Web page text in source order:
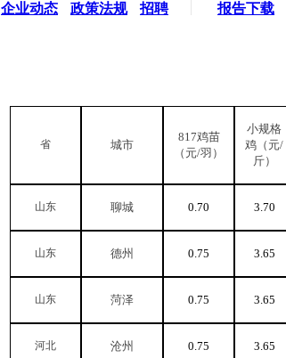
企业动态 政策法规 招聘
报告下载
省 城市
817鸡苗
（元/羽）
小规格
鸡（元/
斤）
山东 聊城 0.70 3.70
山东 德州 0.75 3.65
山东 菏泽 0.75 3.65
河北 沧州 0.75 3.65